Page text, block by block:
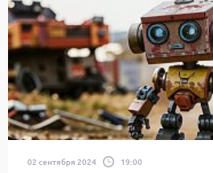
02 сентября 2024 19:00